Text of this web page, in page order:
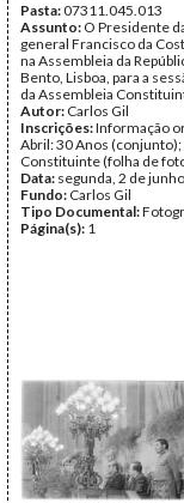
Pasta:07311.045.013
Assunto: O Presidente
general Francisco da
na Assembleia da
Bento, Lisboa, para a
da Assembleia
Autor: Carlos Gil
Inscrições:Informação
Abril: 30 Anos
Constituinte (folha de
Data: segunda, 2 de
Fundo: Carlos Gil
Tipo Documental:
Página(s): 1